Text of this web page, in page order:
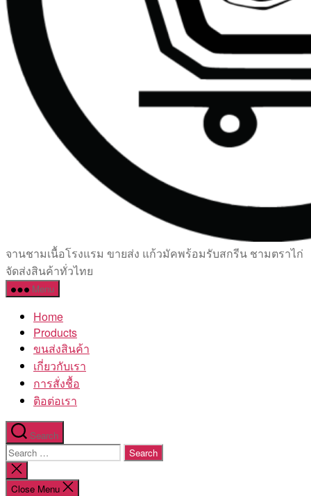
เซรามิค
ครบ
ครัน
โรงงาน
จานชามเนื้อโรงแรม ขายส่ง แก้วมัคพร้อมรับสกรีน ชามตราไก่
จัดส่งสินค้าทั่วไทย
Menu
Home
Products
ขนส่งสินค้า
เกี่ยวกับเรา
การสั่งชื้อ
ติอต่อเรา
Search
Search
for:
Close
search
Close Menu